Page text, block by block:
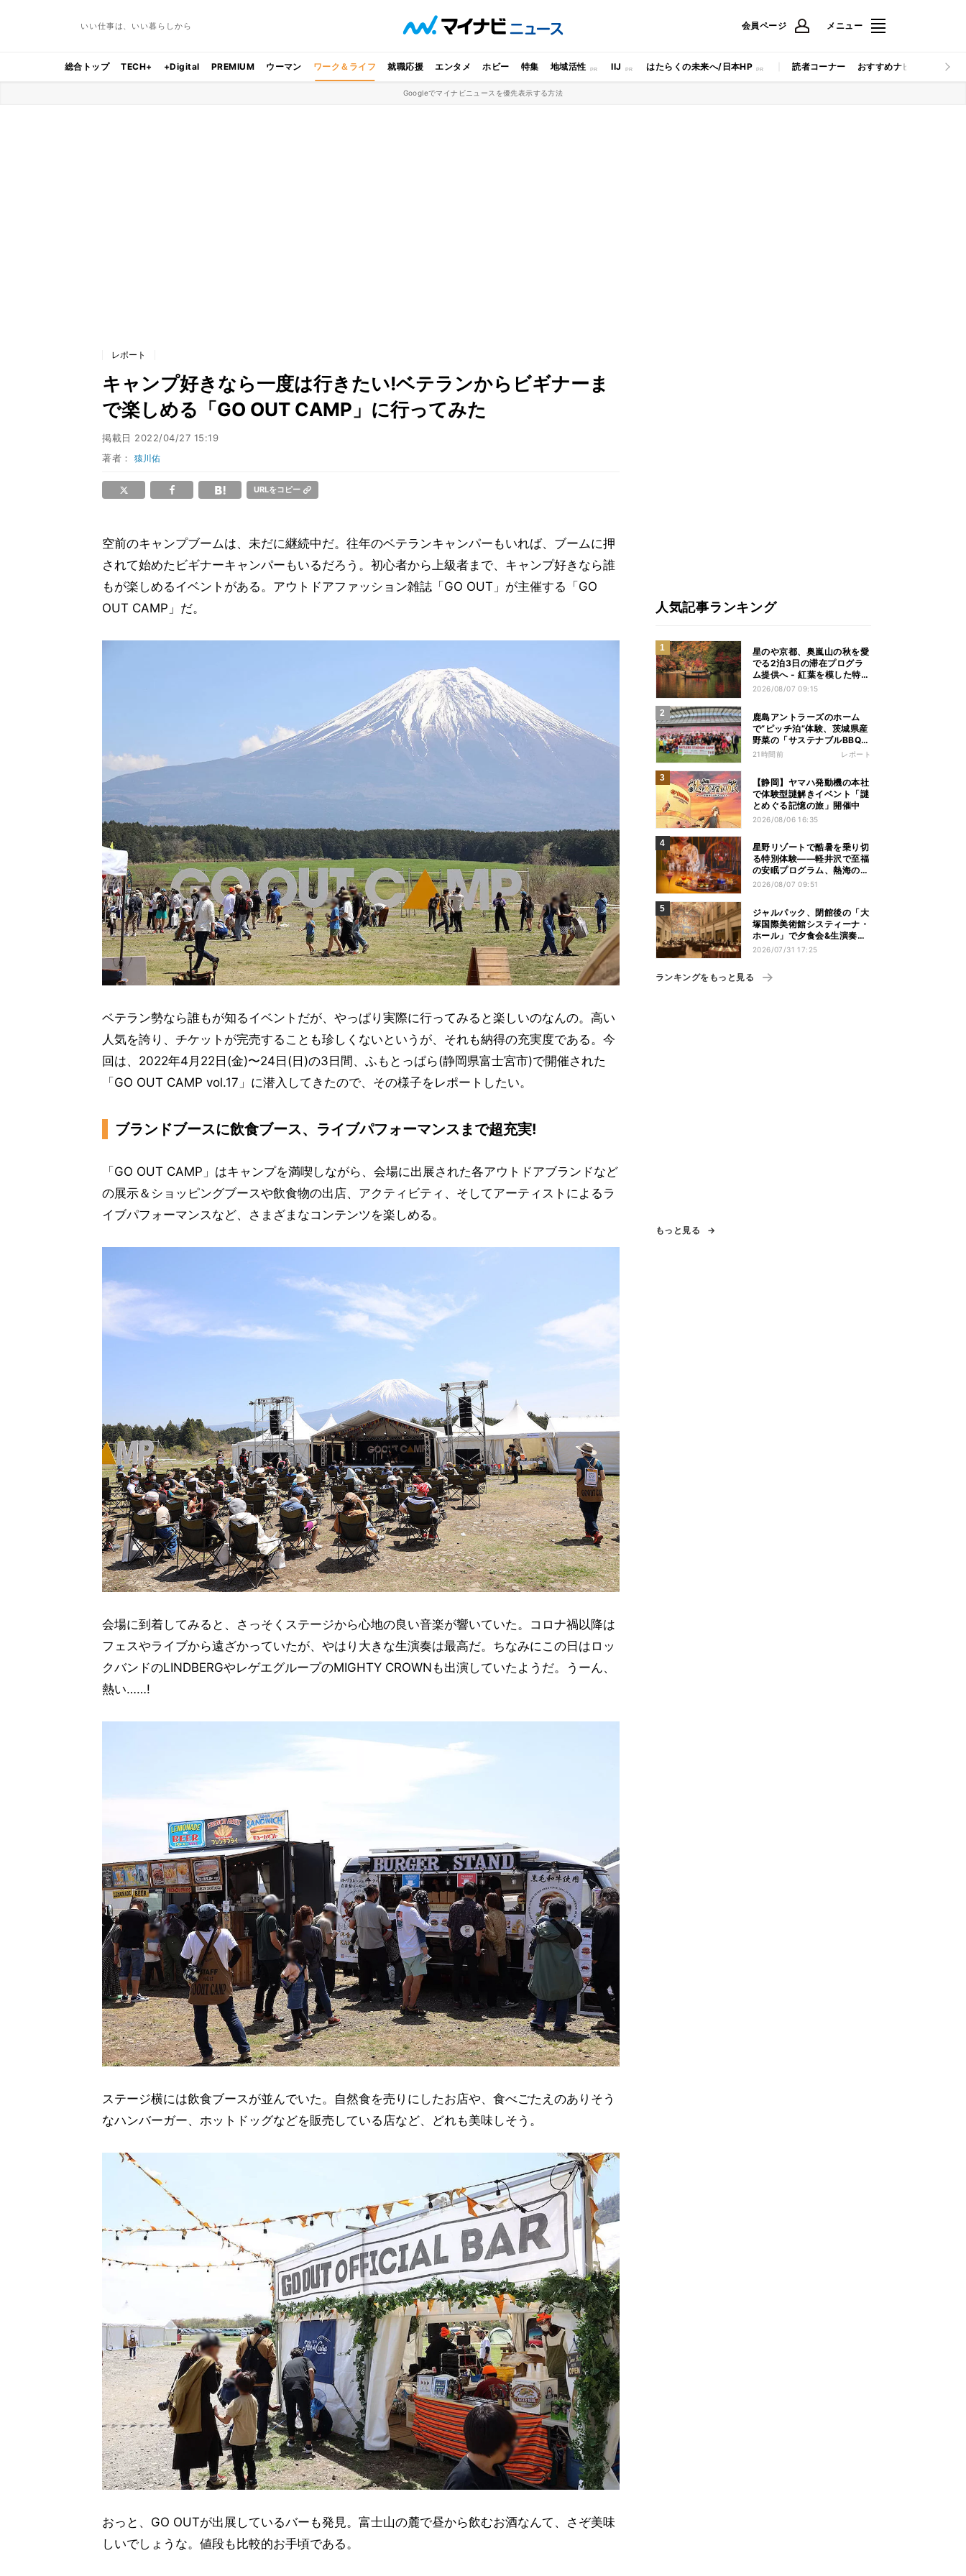
いい仕事は、いい暮らしから 会員ページ メニュー
総合トップ TECH+ +Digital PREMIUM ウーマン ワーク＆ライフ 就職応援 エンタメ ホビー 特集 地域活性 IIJ はたらくの未来へ/日本HP 読者コーナー おすすめナビ マイナビ
Googleでマイナビニュースを優先表示する方法
レポート
キャンプ好きなら一度は行きたい!ベテランからビギナーま
で楽しめる「GO OUT CAMP」に行ってみた
掲載日 2022/04/27 15:19
著者：猿川佑
URLをコピー
空前のキャンプブームは、未だに継続中だ。往年のベテランキャンパーもいれば、ブームに押
されて始めたビギナーキャンパーもいるだろう。初心者から上級者まで、キャンプ好きなら誰
もが楽しめるイベントがある。アウトドアファッション雑誌「GO OUT」が主催する「GO
OUT CAMP」だ。
ベテラン勢なら誰もが知るイベントだが、やっぱり実際に行ってみると楽しいのなんの。高い
人気を誇り、チケットが完売することも珍しくないというが、それも納得の充実度である。今
回は、2022年4月22日(金)〜24日(日)の3日間、ふもとっぱら(静岡県富士宮市)で開催された
「GO OUT CAMP vol.17」に潜入してきたので、その様子をレポートしたい。
ブランドブースに飲食ブース、ライブパフォーマンスまで超充実!
「GO OUT CAMP」はキャンプを満喫しながら、会場に出展された各アウトドアブランドなど
の展示＆ショッピングブースや飲食物の出店、アクティビティ、そしてアーティストによるラ
イブパフォーマンスなど、さまざまなコンテンツを楽しめる。
会場に到着してみると、さっそくステージから心地の良い音楽が響いていた。コロナ禍以降は
フェスやライブから遠ざかっていたが、やはり大きな生演奏は最高だ。ちなみにこの日はロッ
クバンドのLINDBERGやレゲエグループのMIGHTY CROWNも出演していたようだ。うーん、
熱い……!
ステージ横には飲食ブースが並んでいた。自然食を売りにしたお店や、食べごたえのありそう
なハンバーガー、ホットドッグなどを販売している店など、どれも美味しそう。
おっと、GO OUTが出展しているバーも発見。富士山の麓で昼から飲むお酒なんて、さぞ美味
しいでしょうな。値段も比較的お手頃である。
人気記事ランキング
星のや京都、奥嵐山の秋を愛
でる2泊3日の滞在プログラ
ム提供へ - 紅葉を模した特別
料理、舟遊び、オオモミジの
2026/08/07 09:15
鹿島アントラーズのホーム
で“ピッチ泊”体験、茨城県産
野菜の「サステナブルBBQ」
も楽しむ特別キャンプ
21時間前 レポート
【静岡】ヤマハ発動機の本社
で体験型謎解きイベント「謎
とめぐる記憶の旅」開催中
2026/08/06 16:35
星野リゾートで酷暑を乗り切
る特別体験——軽井沢で至福
の安眠プログラム、熱海の花
火や北海道トマムのとうきび
2026/08/07 09:51
ジャルパック、閉館後の「大
塚国際美術館システィーナ・
ホール」で夕食会&生演奏を
楽しむツアーを販売 – 徳島を
2026/07/31 17:25
ランキングをもっと見る
もっと見る